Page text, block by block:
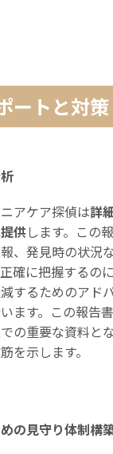
ートと対策
アケア探偵は詳
供します。この
、発見時の状況
確に把握するの
するためのアド
ます。この報告
の重要な資料と
を示します。
の見守り体制構